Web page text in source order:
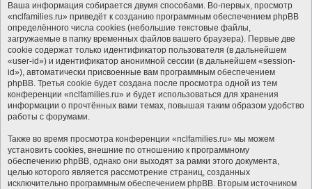
Ваша информация собирается двумя способами. Во-первых, просмотр
«nclfamilies.ru» приведёт к созданию программным обеспечением phpBB
определённого числа cookies (небольшие текстовые файлы,
загружаемые в папку временных файлов вашего браузера). Первые две
cookie содержат только идентификатор пользователя (в дальнейшем
«user-id») и идентификатор анонимной сессии (в дальнейшем «session-
id»), автоматически присвоенные вам программным обеспечением
phpBB. Третья cookie будет создана после просмотра одной из тем
конференции «nclfamilies.ru» и будет использоваться для хранения
информации о прочтённых вами темах, повышая таким образом удобство
работы с форумами.
Также во время просмотра конференции «nclfamilies.ru» мы можем
установить cookies, внешние по отношению к программному
обеспечению phpBB, однако они выходят за рамки этого документа,
целью которого является рассмотрение страниц, созданных
исключительно программным обеспечением phpBB. Вторым источником